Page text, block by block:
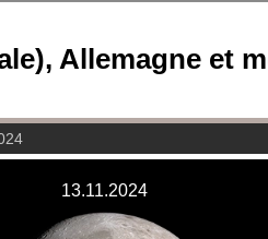
Allemagne et
13.11.2024